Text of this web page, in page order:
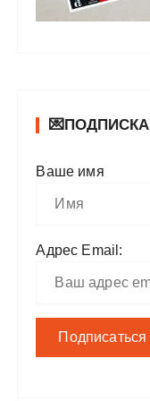
💌ПОДПИСКА
Ваше имя
Адрес Email: